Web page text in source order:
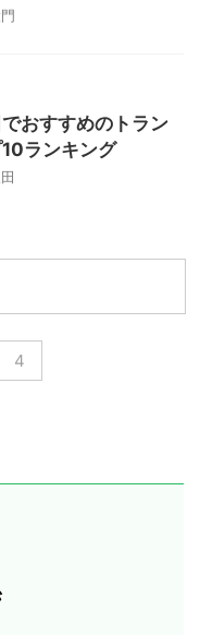
でおすすめのトラン
ランキング
4